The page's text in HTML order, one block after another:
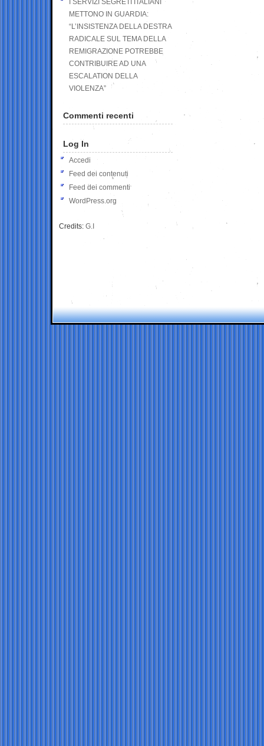
I SERVIZI SEGRETI ITALIANI
METTONO IN GUARDIA:
“L’INSISTENZA DELLA DESTRA
RADICALE SUL TEMA DELLA
REMIGRAZIONE POTREBBE
CONTRIBUIRE AD UNA
ESCALATION DELLA
VIOLENZA”
Commenti recenti
Log In
Accedi
Feed dei contenuti
Feed dei commenti
WordPress.org
Credits: G.I